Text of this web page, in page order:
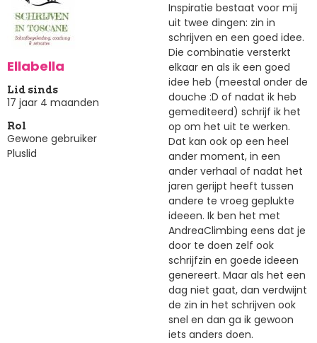
Ellabella
Lid sinds
17 jaar 4 maanden
Rol
Gewone gebruiker
Pluslid
Inspiratie bestaat voor mij
uit twee dingen: zin in
schrijven en een goed idee.
Die combinatie versterkt
elkaar en als ik een goed
idee heb (meestal onder de
douche :D of nadat ik heb
gemediteerd) schrijf ik het
op om het uit te werken.
Dat kan ook op een heel
ander moment, in een
ander verhaal of nadat het
jaren gerijpt heeft tussen
andere te vroeg geplukte
ideeen. Ik ben het met
AndreaClimbing eens dat je
door te doen zelf ook
schrijfzin en goede ideeen
genereert. Maar als het een
dag niet gaat, dan verdwijnt
de zin in het schrijven ook
snel en dan ga ik gewoon
iets anders doen.